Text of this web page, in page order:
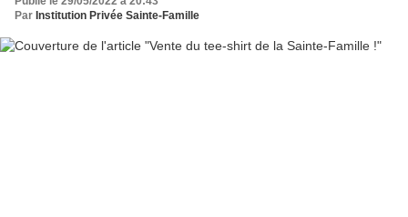
Par Institution Privée Sainte-Famille